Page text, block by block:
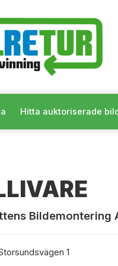
Hitta auktoriserade
Bildemontering
1